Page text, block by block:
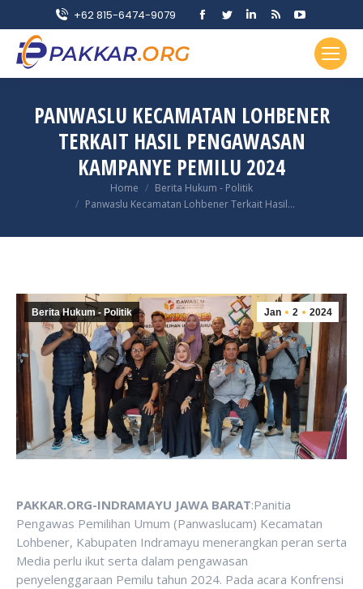
+62 815-6474-9079
Facebook
in
window
Twitter
in
window
Linkedin
in
window
Rss
opens
in
window
YouTube
page
opens
in
window
PANWASLU KECAMATAN LOHBENER
TERKAIT HASIL PENGAWASAN
KAMPANYE PEMILU 2024
Home
Berita Hukum - Politik
Panwaslu Kecamatan Lohbener Terkait Hasil…
Jan 2 2024
Berita Hukum - Politik
PAKKAR.ORG-INDRAMAYU JAWA BARAT:Panitia
Pengawas Pemilihan Umum (Panwaslucam) Kecamatan
Lohbener, Kabupaten Indramayu menerangkan peran serta
Media perlu ikut serta dalam pengawasan
penyelenggaraan Pemilu tahun 2024. Pada acara Konfrensi